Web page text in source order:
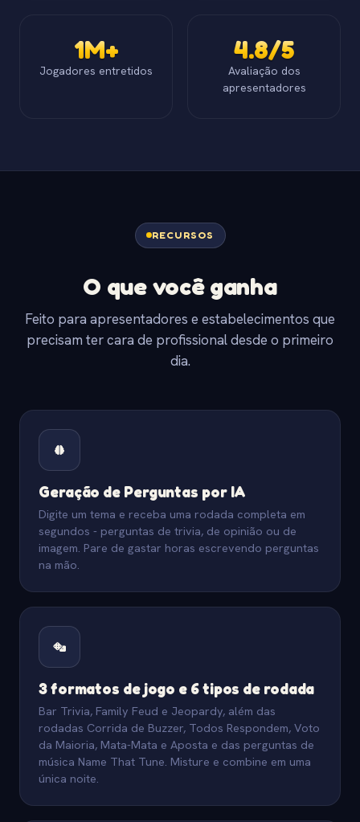
1M+
Jogadores entretidos
4.8/5
Avaliação dos
apresentadores
RECURSOS
O que você ganha
Feito para apresentadores e estabelecimentos que
precisam ter cara de profissional desde o primeiro
dia.
Geração de Perguntas por IA
Digite um tema e receba uma rodada completa em
segundos - perguntas de trivia, de opinião ou de
imagem. Pare de gastar horas escrevendo perguntas
na mão.
3 formatos de jogo e 6 tipos de rodada
Bar Trivia, Family Feud e Jeopardy, além das
rodadas Corrida de Buzzer, Todos Respondem, Voto
da Maioria, Mata-Mata e Aposta e das perguntas de
música Name That Tune. Misture e combine em uma
única noite.